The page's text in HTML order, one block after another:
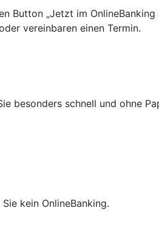
„Jetzt im
vereinbaren einen Termin.
besonders schnell und ohne
kein OnlineBanking.